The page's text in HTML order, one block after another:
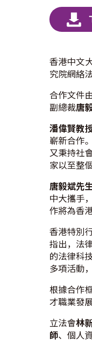
香港中文
究院網絡
合作文件
副總裁唐
潘偉賢教
嶄新合作
又秉持社
家以至整
唐毅斌先
中大攜手
作將為香
香港特別
指出，法
的法律科
多項活動
根據合作
才職業發
立法會林
師、個人